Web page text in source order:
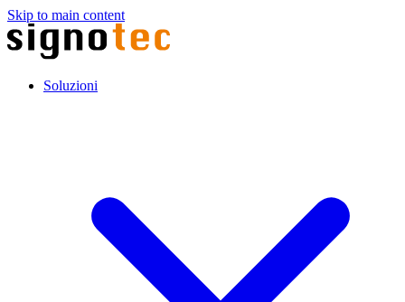
Skip to main content
Soluzioni